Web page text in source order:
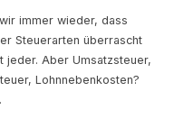
immer wieder, dass
Steuerarten überrascht
jeder. Aber Umsatzsteuer,
Lohnnebenkosten?